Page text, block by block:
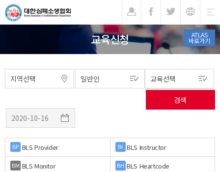
ATLAS
바로가기
교육신청
BP BLS Provider BI BLS Instructor
BM BLS Monitor BH BLS Heartcode